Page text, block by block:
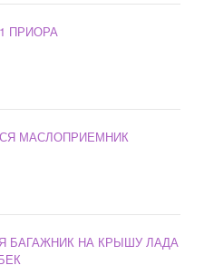
ПРИОРА
МАСЛОПРИЕМНИК
БАГАЖНИК НА КРЫШУ ЛАДА